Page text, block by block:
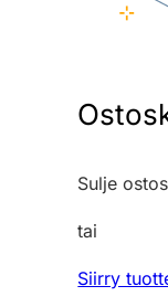
Sulje
tai
Siirry